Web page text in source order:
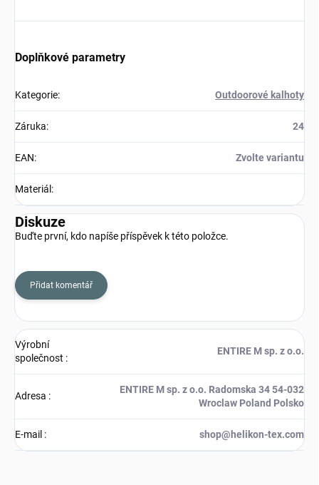
Doplňkové parametry
Kategorie: Outdoorové kalhoty
Záruka: 24
EAN: Zvolte variantu
Materiál :
Diskuze
Buďte první, kdo napíše příspěvek k této položce.
Přidat komentář
Výrobní
společnost :
ENTIRE M sp. z o.o.
Adresa :
ENTIRE M sp. z o.o. Radomska 34 54-032
Wroclaw Poland Polsko
E-mail : shop@helikon-tex.com